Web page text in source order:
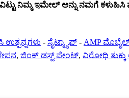
ನಿಮ್ಮ ಇಮೇಲ್ ಅನ್ನು ನಮಗೆ ಕಳುಹಿಸಿ
ಉತ್ಪನ್ನಗಳು - ಸೈಟ್ಮ್ಯಾಪ್ - AMP
, ಜಿಂಕ್ ಡಸ್ಟ್ ಪೇಂಟ್, ವಿರೋಧಿ ತುಕ್ಕು